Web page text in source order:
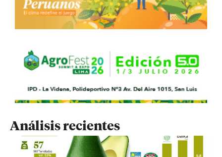
Análisis recientes